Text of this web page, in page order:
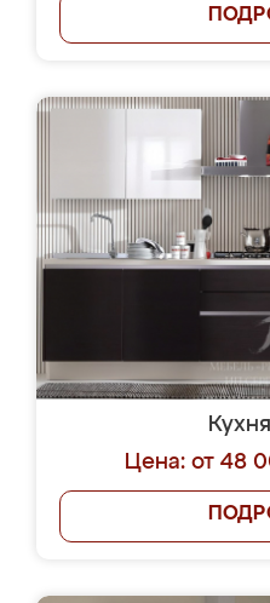
Цена: от 48